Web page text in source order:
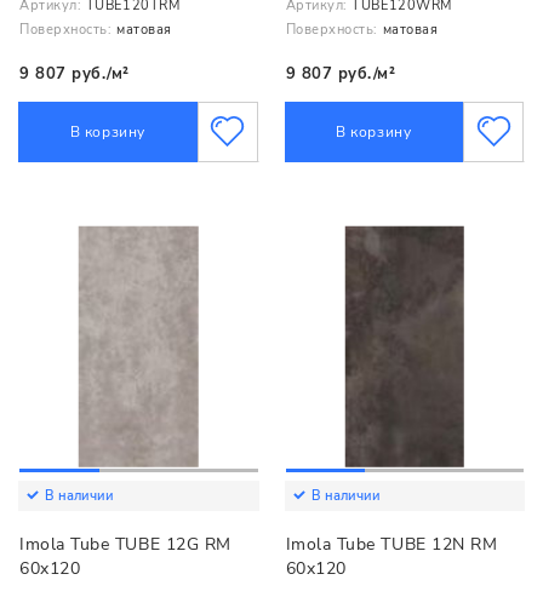
Артикул:
TUBE120TRM
Поверхность: матовая
9 807 руб./м²
В корзину
Артикул:
TUBE120WRM
Поверхность: матовая
9 807 руб./м²
В корзину
В наличии
Imola Tube TUBE 12G RM
60x120
В наличии
Imola Tube TUBE 12N RM
60x120